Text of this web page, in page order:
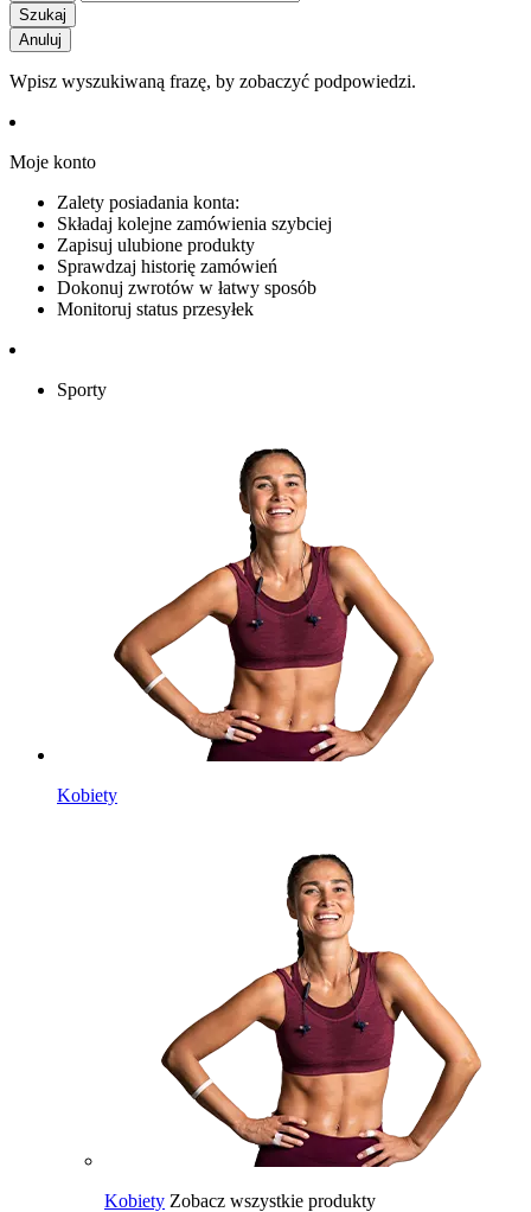
Szukaj
Anuluj
Wpisz wyszukiwaną frazę, by zobaczyć podpowiedzi.
Moje konto
Zalety posiadania konta:
Składaj kolejne zamówienia szybciej
Zapisuj ulubione produkty
Sprawdzaj historię zamówień
Dokonuj zwrotów w łatwy sposób
Monitoruj status przesyłek
Sporty
Kobiety
Kobiety Zobacz wszystkie produkty